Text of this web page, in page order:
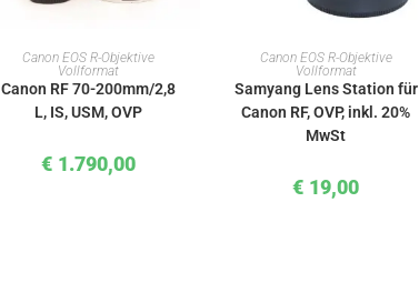
IN DEN WARENKORB
Canon EOS R-Objektive
Vollformat
Canon RF 70-200mm/2,8
L, IS, USM, OVP
€ 1.790,00
IN DEN WARENKORB
Canon EOS R-Objektive
Vollformat
Samyang Lens Station für
Canon RF, OVP, inkl. 20%
MwSt
€ 19,00